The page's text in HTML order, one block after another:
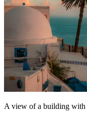
A view of a building with